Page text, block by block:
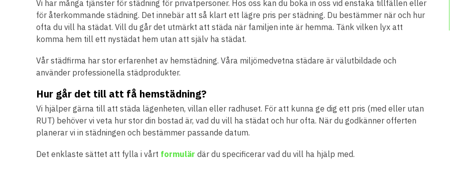
Vi har många tjänster för städning för privatpersoner. Hos oss kan du boka in oss vid enstaka tillfällen eller
för återkommande städning. Det innebär att så klart ett lägre pris per städning. Du bestämmer när och hur
ofta du vill ha städat. Vill du går det utmärkt att städa när familjen inte är hemma. Tänk vilken lyx att
komma hem till ett nystädat hem utan att själv ha städat.
Vår städfirma har stor erfarenhet av hemstädning. Våra miljömedvetna städare är välutbildade och
använder professionella städprodukter.
Hur går det till att få hemstädning?
Vi hjälper gärna till att städa lägenheten, villan eller radhuset. För att kunna ge dig ett pris (med eller utan
RUT) behöver vi veta hur stor din bostad är, vad du vill ha städat och hur ofta. När du godkänner offerten
planerar vi in städningen och bestämmer passande datum.
Det enklaste sättet att fylla i vårt formulär där du specificerar vad du vill ha hjälp med.